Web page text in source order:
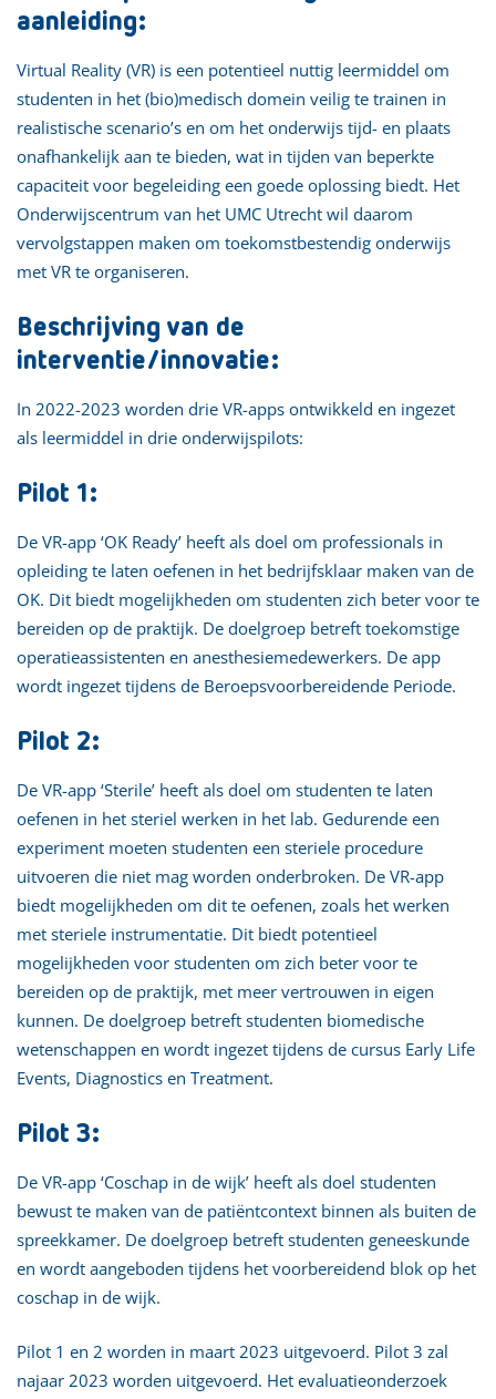
aanleiding:
Virtual Reality (VR) is een potentieel nuttig leermiddel om
studenten in het (bio)medisch domein veilig te trainen in
realistische scenario’s en om het onderwijs tijd- en plaats
onafhankelijk aan te bieden, wat in tijden van beperkte
capaciteit voor begeleiding een goede oplossing biedt. Het
Onderwijscentrum van het UMC Utrecht wil daarom
vervolgstappen maken om toekomstbestendig onderwijs
met VR te organiseren.
Beschrijving van de
interventie/innovatie:
In 2022-2023 worden drie VR-apps ontwikkeld en ingezet
als leermiddel in drie onderwijspilots:
Pilot 1:
De VR-app ‘OK Ready’ heeft als doel om professionals in
opleiding te laten oefenen in het bedrijfsklaar maken van de
OK. Dit biedt mogelijkheden om studenten zich beter voor te
bereiden op de praktijk. De doelgroep betreft toekomstige
operatieassistenten en anesthesiemedewerkers. De app
wordt ingezet tijdens de Beroepsvoorbereidende Periode.
Pilot 2:
De VR-app ‘Sterile’ heeft als doel om studenten te laten
oefenen in het steriel werken in het lab. Gedurende een
experiment moeten studenten een steriele procedure
uitvoeren die niet mag worden onderbroken. De VR-app
biedt mogelijkheden om dit te oefenen, zoals het werken
met steriele instrumentatie. Dit biedt potentieel
mogelijkheden voor studenten om zich beter voor te
bereiden op de praktijk, met meer vertrouwen in eigen
kunnen. De doelgroep betreft studenten biomedische
wetenschappen en wordt ingezet tijdens de cursus Early Life
Events, Diagnostics en Treatment.
Pilot 3:
De VR-app ‘Coschap in de wijk’ heeft als doel studenten
bewust te maken van de patiëntcontext binnen als buiten de
spreekkamer. De doelgroep betreft studenten geneeskunde
en wordt aangeboden tijdens het voorbereidend blok op het
coschap in de wijk.
Pilot 1 en 2 worden in maart 2023 uitgevoerd. Pilot 3 zal
najaar 2023 worden uitgevoerd. Het evaluatieonderzoek